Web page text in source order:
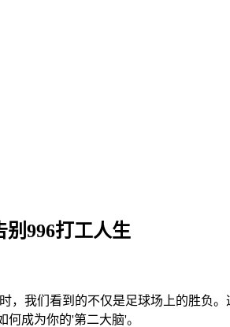
996打工人生
，我们看到的不仅是足球场上的胜
成为你的'第二大脑'。